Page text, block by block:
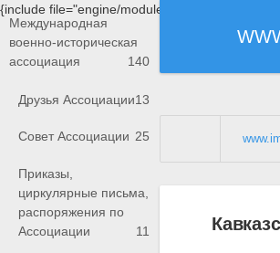
{include file="engine/modules/saperu/head.php"}
Международная
военно-историческая
ассоциация
140
Друзья Ассоциации13
Совет Ассоциации 25
Приказы,
циркулярные письма,
распоряжения по
Ассоциации
11